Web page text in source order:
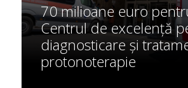
70 milioane euro
Centrul de excelență
diagnosticare și
protonoterapie